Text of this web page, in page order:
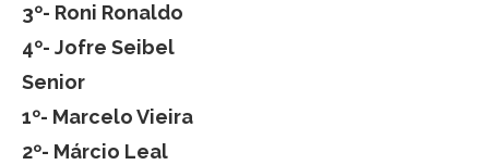
3º- Roni Ronaldo
4º- Jofre Seibel
Senior
1º- Marcelo Vieira
2º- Márcio Leal